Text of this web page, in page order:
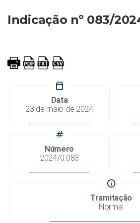
Indicação nº 083/
calendar_today
Data
23 de maio de 2024
tag
Número
2024/0.083
info
Tramitação
Normal